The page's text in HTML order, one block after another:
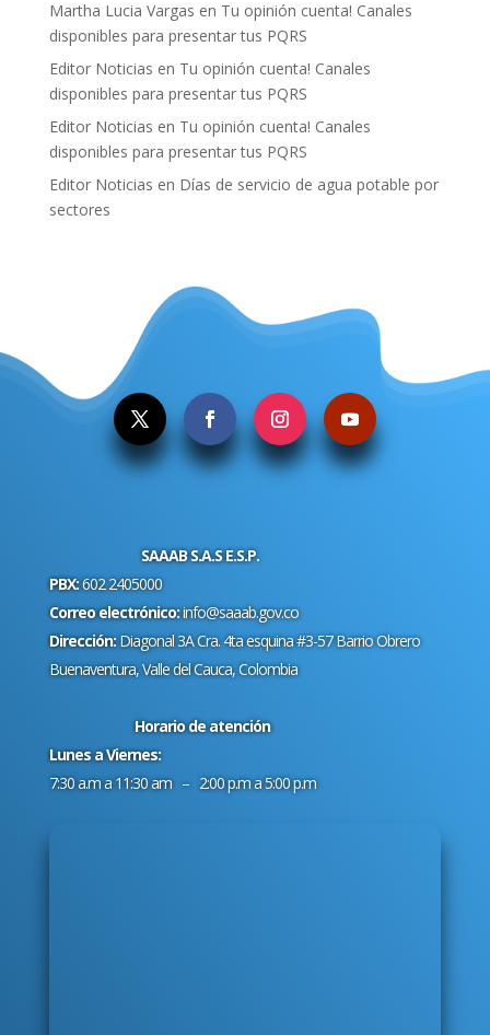
Martha Lucia Vargas en Tu opinión cuenta! Canales
disponibles para presentar tus PQRS
Editor Noticias en Tu opinión cuenta! Canales
disponibles para presentar tus PQRS
Editor Noticias en Tu opinión cuenta! Canales
disponibles para presentar tus PQRS
Editor Noticias en Días de servicio de agua potable por
sectores
SAAAB S.A.S E.S.P.
PBX:602 2405000
Correo electrónico:info@saaab.gov.co
Dirección:Diagonal 3A Cra. 4ta esquina #3-57 Barrio Obrero
Buenaventura, Valle del Cauca, Colombia
Horario de atención
Lunes a Viernes:
7:30 a.m a 11:30 am – 2:00 p.m a 5:00 p.m